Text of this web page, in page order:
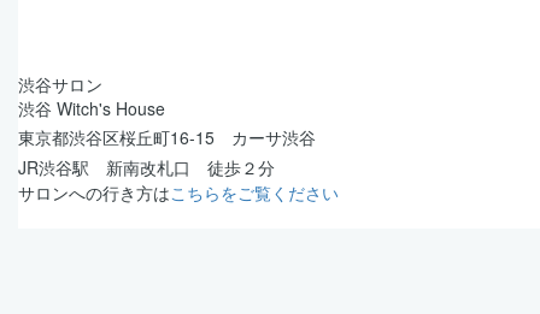
渋谷サロン
渋谷 Witch's House
東京都渋谷区桜丘町16-15 カーサ渋谷
JR渋谷駅 新南改札口 徒歩２分
サロンへの行き方はこちらをご覧ください